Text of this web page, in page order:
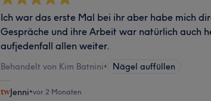
Ich war das erste Mal bei ihr aber habe mich
Gespräche und ihre Arbeit war natürlich auch
aufjedenfall allen weiter.
Behandelt von Kim Batnini• Nägel auffüllen
Jenni•vor 2 Monaten